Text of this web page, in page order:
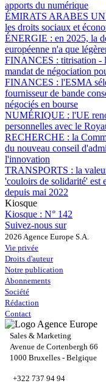
apports du numérique
ÉMIRATS ARABES
les droits sociaux et
ÉNERGIE : en 2025, la
européenne n'a que
FINANCES : titrisation -
mandat de négociation
FINANCES : l'ESMA
fournisseur de bande
négociés en bourse
NUMÉRIQUE : l'UE
personnelles avec le
RECHERCHE : la
du nouveau conseil
l'innovation
TRANSPORTS : la
'couloirs de solidarité' est
depuis mai 2022
Kiosque
Kiosque : N° 142
Suivez-nous sur
2026 Agence Europe S.A.
Vie privée
Droits d'auteur
Notre publication
Abonnements
Société
Rédaction
Contact
Sales & Marketing
Avenue de Cortenbergh 66
1000 Bruxelles - Belgique
+322 737 94 94